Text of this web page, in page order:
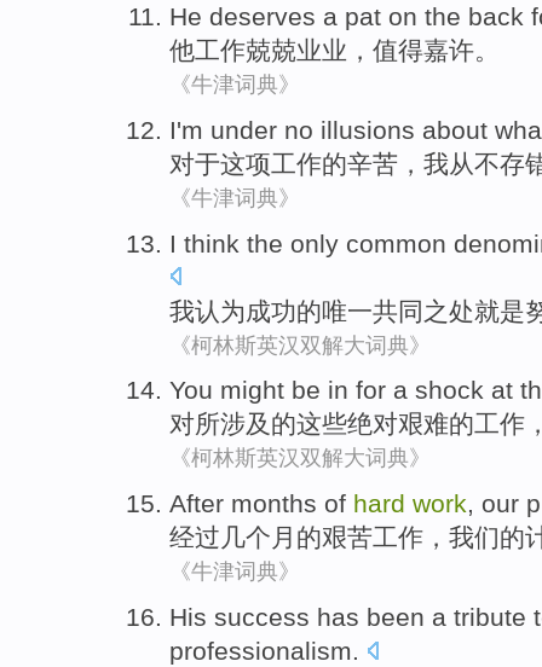
He deserves a pat on the back
他工作兢兢业业 ， 值得嘉许。
《牛津词典》
I'm under no illusions about
对于这项工作的辛苦 ， 我从不存
《牛津词典》
I think the only common
我认为成功的唯一共同 之处就是
《柯林斯英汉双解大词典》
You might be in for a shock at
对所涉及 的这些绝对艰难的工作
《柯林斯英汉双解大词典》
After months of hard work, our
经过 几个月 的艰苦工作 ， 我们的
《牛津词典》
His success has been a tribute
professionalism.